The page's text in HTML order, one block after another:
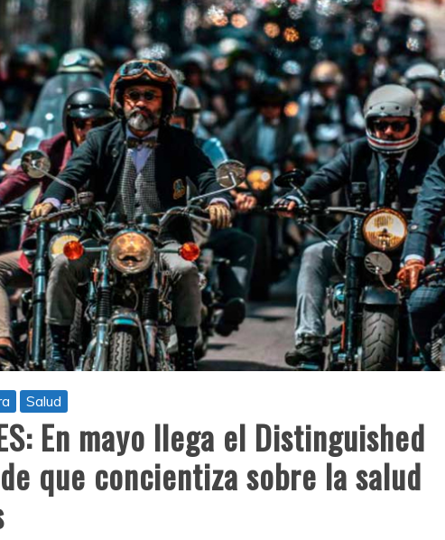
Salud
En mayo llega el Distinguished
que concientiza sobre la salud